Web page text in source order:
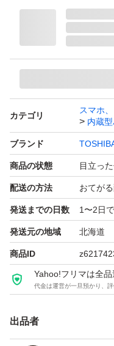
キャッシュ（MB/MiB
カテゴリ
スマホ
内蔵
ブランド
商品の状態 目立っ
配送の方法 おてが
発送までの日数 1〜2日
発送元の地域 北海道
商品ID
Yahoo!フリマは全
代金は運営が一旦預かり、
出品者